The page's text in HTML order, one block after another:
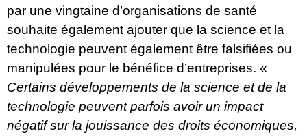
par une vingtaine d’organisations de santé
souhaite également ajouter que la science et la
technologie peuvent également être falsifiées ou
manipulées pour le bénéfice d’entreprises. «
Certains développements de la science et de la
technologie peuvent parfois avoir un impact
négatif sur la jouissance des droits économiques,